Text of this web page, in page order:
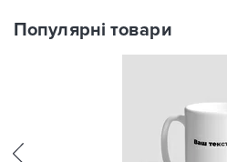
Популярні товари